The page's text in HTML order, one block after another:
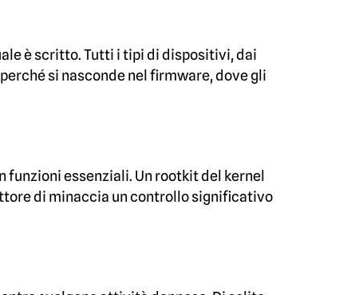
è scritto. Tutti i tipi di dispositivi, dai
si nasconde nel firmware, dove gli
funzioni essenziali. Un rootkit del kernel
di minaccia un controllo significativo